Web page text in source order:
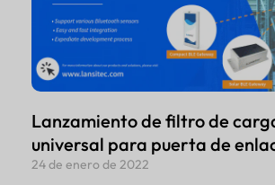
Lanzamiento de filtro de
universal para puerta de
24 de enero de 2022